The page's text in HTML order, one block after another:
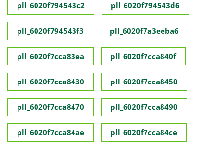
pll_6020f794543c2 pll_6020f794543d6
pll_6020f794543f3 pll_6020f7a3eeba6
pll_6020f7cca83ea pll_6020f7cca840f
pll_6020f7cca8430 pll_6020f7cca8450
pll_6020f7cca8470 pll_6020f7cca8490
pll_6020f7cca84ae pll_6020f7cca84ce